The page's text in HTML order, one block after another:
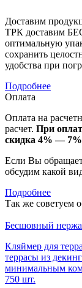
Доставим
ТРК доставим
оптимальную
сохранить
удобства при
Подробнее
Оплата
Оплата на
расчет. При
скидка 4% —
Если Вы
обсудим какой
Подробнее
Так же советуем
Бесшовный
Кляймер для
террасы из
минимальным
750 шт.